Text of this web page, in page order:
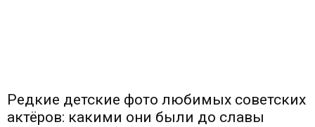
Редкие детские фото любимых советских
актёров: какими они были до славы